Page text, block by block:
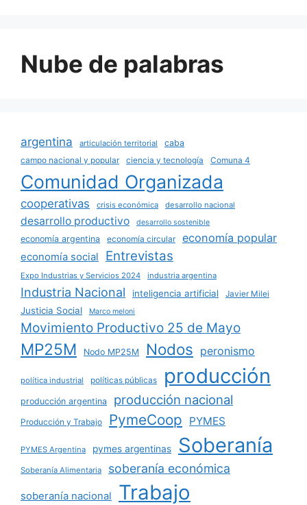
Nube de palabras
argentina articulación territorial
caba
campo nacional y popular
ciencia y tecnología Comuna 4
Comunidad Organizada
cooperativas crisis económica desarrollo nacional
desarrollo productivo desarrollo sostenible
economía argentina economía circular economía popular
economía social Entrevistas
Expo Industrias y Servicios 2024 industria argentina
Industria Nacional inteligencia artificial Javier Milei
Justicia Social Marco meloni
Movimiento Productivo 25 de Mayo
MP25M Nodo MP25M Nodos peronismo
política industrial políticas públicas producción
producción argentina producción nacional
Producción y Trabajo PymeCoop PYMES
PYMES Argentina pymes argentinas Soberanía
Soberanía Alimentaria soberanía económica
soberanía nacional Trabajo